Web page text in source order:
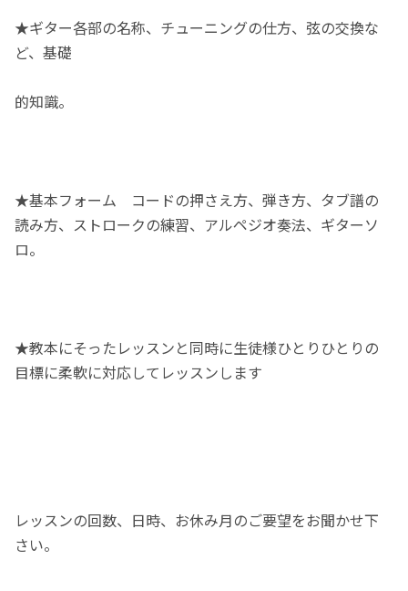
★ギター各部の名称、チューニングの仕方、弦の交換な
ど、基礎
的知識。
★基本フォーム コードの押さえ方、弾き方、タブ譜の
読み方、ストロークの練習、アルペジオ奏法、ギターソ
ロ。
★教本にそったレッスンと同時に生徒様ひとりひとりの
目標に柔軟に対応してレッスンします
レッスンの回数、日時、お休み月のご要望をお聞かせ下
さい。